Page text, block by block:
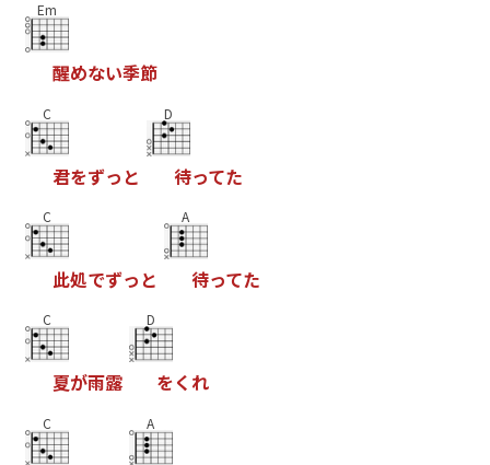
Em
醒めない季節
C
君をずっ と
D
待ってた
C
此処でずっ と
A
待ってた
C
夏が雨露
D
をく れ
C A